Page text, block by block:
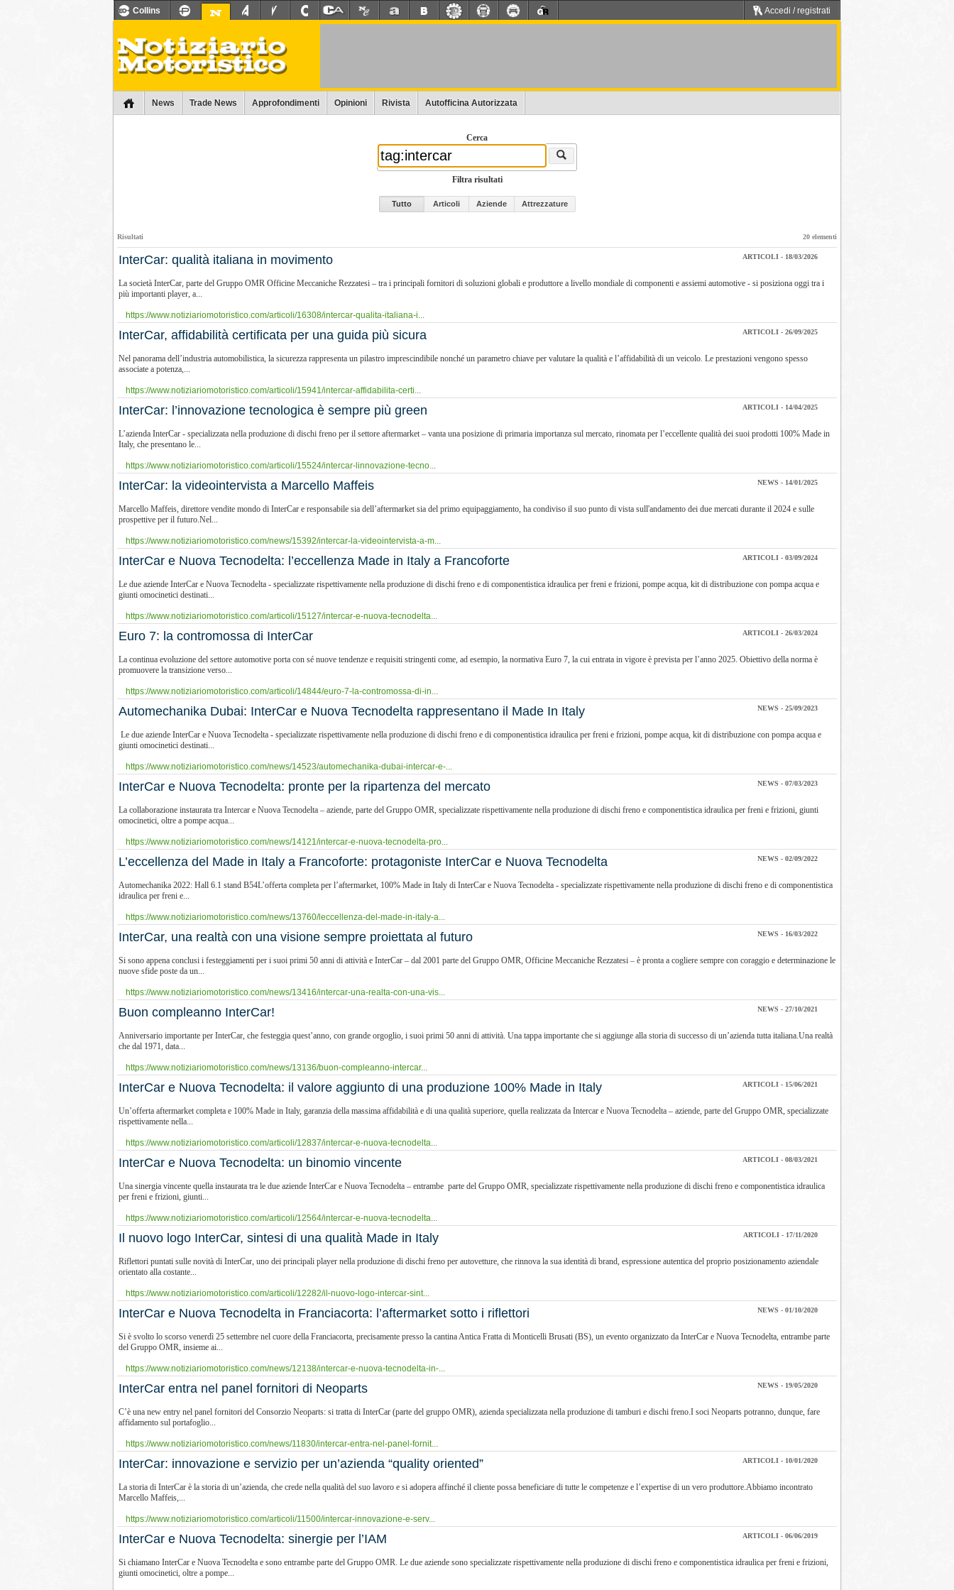
Collins Accedi / registrati
News Trade News Approfondimenti Opinioni Rivista Autofficina Autorizzata
Cerca
Filtra risultati
Tutto Articoli Aziende Attrezzature
Risultati 20 elementi
InterCar: qualità italiana in movimento ARTICOLI - 18/03/2026
La società InterCar, parte del Gruppo OMR Officine Meccaniche Rezzatesi – tra i principali fornitori di soluzioni globali e produttore a livello mondiale di componenti e assiemi automotive - si posiziona oggi tra i
più importanti player, a...
https://www.notiziariomotoristico.com/articoli/16308/intercar-qualita-italiana-i...
InterCar, affidabilità certificata per una guida più sicura ARTICOLI - 26/09/2025
Nel panorama dell’industria automobilistica, la sicurezza rappresenta un pilastro imprescindibile nonché un parametro chiave per valutare la qualità e l’affidabilità di un veicolo. Le prestazioni vengono spesso
associate a potenza,...
https://www.notiziariomotoristico.com/articoli/15941/intercar-affidabilita-certi...
​InterCar: l’innovazione tecnologica è sempre più green ARTICOLI - 14/04/2025
L’azienda InterCar - specializzata nella produzione di dischi freno per il settore aftermarket – vanta una posizione di primaria importanza sul mercato, rinomata per l’eccellente qualità dei suoi prodotti 100% Made in
Italy, che presentano le...
https://www.notiziariomotoristico.com/articoli/15524/intercar-linnovazione-tecno...
​InterCar: la videointervista a Marcello Maffeis NEWS - 14/01/2025
Marcello Maffeis, direttore vendite mondo di InterCar e responsabile sia dell’aftermarket sia del primo equipaggiamento, ha condiviso il suo punto di vista sull'andamento dei due mercati durante il 2024 e sulle
prospettive per il futuro.Nel...
https://www.notiziariomotoristico.com/news/15392/intercar-la-videointervista-a-m...
​InterCar e Nuova Tecnodelta: l’eccellenza Made in Italy a Francoforte ARTICOLI - 03/09/2024
Le due aziende InterCar e Nuova Tecnodelta - specializzate rispettivamente nella produzione di dischi freno e di componentistica idraulica per freni e frizioni, pompe acqua, kit di distribuzione con pompa acqua e
giunti omocinetici destinati...
https://www.notiziariomotoristico.com/articoli/15127/intercar-e-nuova-tecnodelta...
​Euro 7: la contromossa di InterCar ARTICOLI - 26/03/2024
La continua evoluzione del settore automotive porta con sé nuove tendenze e requisiti stringenti come, ad esempio, la normativa Euro 7, la cui entrata in vigore è prevista per l’anno 2025. Obiettivo della norma è
promuovere la transizione verso...
https://www.notiziariomotoristico.com/articoli/14844/euro-7-la-contromossa-di-in...
Automechanika Dubai: InterCar e Nuova Tecnodelta rappresentano il Made In Italy NEWS - 25/09/2023
Le due aziende InterCar e Nuova Tecnodelta - specializzate rispettivamente nella produzione di dischi freno e di componentistica idraulica per freni e frizioni, pompe acqua, kit di distribuzione con pompa acqua e
giunti omocinetici destinati...
https://www.notiziariomotoristico.com/news/14523/automechanika-dubai-intercar-e-...
​InterCar e Nuova Tecnodelta: pronte per la ripartenza del mercato NEWS - 07/03/2023
La collaborazione instaurata tra Intercar e Nuova Tecnodelta – aziende, parte del Gruppo OMR, specializzate rispettivamente nella produzione di dischi freno e componentistica idraulica per freni e frizioni, giunti
omocinetici, oltre a pompe acqua...
https://www.notiziariomotoristico.com/news/14121/intercar-e-nuova-tecnodelta-pro...
​L’eccellenza del Made in Italy a Francoforte: protagoniste InterCar e Nuova Tecnodelta NEWS - 02/09/2022
Automechanika 2022: Hall 6.1 stand B54L’offerta completa per l’aftermarket, 100% Made in Italy di InterCar e Nuova Tecnodelta - specializzate rispettivamente nella produzione di dischi freno e di componentistica
idraulica per freni e...
https://www.notiziariomotoristico.com/news/13760/leccellenza-del-made-in-italy-a...
InterCar, una realtà con una visione sempre proiettata al futuro NEWS - 16/03/2022
Si sono appena conclusi i festeggiamenti per i suoi primi 50 anni di attività e InterCar – dal 2001 parte del Gruppo OMR, Officine Meccaniche Rezzatesi – è pronta a cogliere sempre con coraggio e determinazione le
nuove sfide poste da un...
https://www.notiziariomotoristico.com/news/13416/intercar-una-realta-con-una-vis...
Buon compleanno InterCar! NEWS - 27/10/2021
Anniversario importante per InterCar, che festeggia quest’anno, con grande orgoglio, i suoi primi 50 anni di attività. Una tappa importante che si aggiunge alla storia di successo di un’azienda tutta italiana.Una realtà
che dal 1971, data...
https://www.notiziariomotoristico.com/news/13136/buon-compleanno-intercar...
InterCar e Nuova Tecnodelta: il valore aggiunto di una produzione 100% Made in Italy ARTICOLI - 15/06/2021
Un’offerta aftermarket completa e 100% Made in Italy, garanzia della massima affidabilità e di una qualità superiore, quella realizzata da Intercar e Nuova Tecnodelta – aziende, parte del Gruppo OMR, specializzate
rispettivamente nella...
https://www.notiziariomotoristico.com/articoli/12837/intercar-e-nuova-tecnodelta...
InterCar e Nuova Tecnodelta: un binomio vincente ARTICOLI - 08/03/2021
Una sinergia vincente quella instaurata tra le due aziende InterCar e Nuova Tecnodelta – entrambe parte del Gruppo OMR, specializzate rispettivamente nella produzione di dischi freno e componentistica idraulica
per freni e frizioni, giunti...
https://www.notiziariomotoristico.com/articoli/12564/intercar-e-nuova-tecnodelta...
Il nuovo logo InterCar, sintesi di una qualità Made in Italy ARTICOLI - 17/11/2020
Riflettori puntati sulle novità di InterCar, uno dei principali player nella produzione di dischi freno per autovetture, che rinnova la sua identità di brand, espressione autentica del proprio posizionamento aziendale
orientato alla costante...
https://www.notiziariomotoristico.com/articoli/12282/il-nuovo-logo-intercar-sint...
​InterCar e Nuova Tecnodelta in Franciacorta: l’aftermarket sotto i riflettori NEWS - 01/10/2020
Si è svolto lo scorso venerdì 25 settembre nel cuore della Franciacorta, precisamente presso la cantina Antica Fratta di Monticelli Brusati (BS), un evento organizzato da InterCar e Nuova Tecnodelta, entrambe parte
del Gruppo OMR, insieme ai...
https://www.notiziariomotoristico.com/news/12138/intercar-e-nuova-tecnodelta-in-...
​InterCar entra nel panel fornitori di Neoparts NEWS - 19/05/2020
C’è una new entry nel panel fornitori del Consorzio Neoparts: si tratta di InterCar (parte del gruppo OMR), azienda specializzata nella produzione di tamburi e dischi freno.I soci Neoparts potranno, dunque, fare
affidamento sul portafoglio...
https://www.notiziariomotoristico.com/news/11830/intercar-entra-nel-panel-fornit...
InterCar: innovazione e servizio per un’azienda “quality oriented” ARTICOLI - 10/01/2020
La storia di InterCar è la storia di un’azienda, che crede nella qualità del suo lavoro e si adopera affinché il cliente possa beneficiare di tutte le competenze e l’expertise di un vero produttore.Abbiamo incontrato
Marcello Maffeis,...
https://www.notiziariomotoristico.com/articoli/11500/intercar-innovazione-e-serv...
​InterCar e Nuova Tecnodelta: sinergie per l’IAM ARTICOLI - 06/06/2019
Si chiamano InterCar e Nuova Tecnodelta e sono entrambe parte del Gruppo OMR. Le due aziende sono specializzate rispettivamente nella produzione di dischi freno e componentistica idraulica per freni e frizioni,
giunti omocinetici, oltre a pompe...